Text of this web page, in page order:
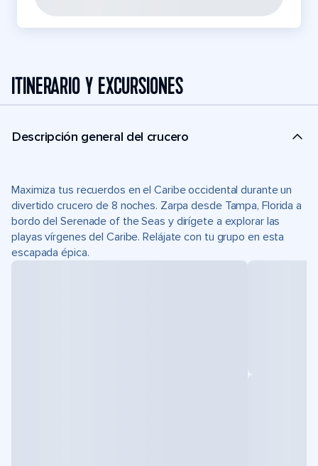
ITINERARIO Y EXCURSIONES
Descripción general del crucero
Maximiza tus recuerdos en el Caribe occidental durante un
divertido crucero de 8 noches. Zarpa desde Tampa, Florida a
bordo del Serenade of the Seas y dirígete a explorar las
playas vírgenes del Caribe. Relájate con tu grupo en esta
escapada épica.